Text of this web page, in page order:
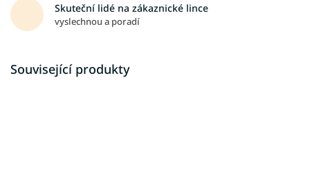
Skuteční lidé na zákaznické lince
vyslechnou a poradí
Související produkty